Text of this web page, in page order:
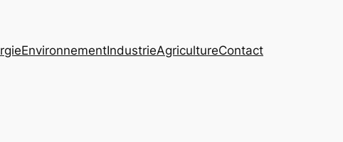
EnvironnementIndustrieAgricultureContact